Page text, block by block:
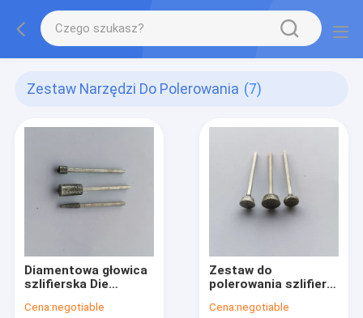
Zestaw Narzędzi Do Polerowania (7)
Diamentowa głowica
szlifierska Die
jadeitu Metal Polish
Cena:negotiable
Zestaw do
polerowania szlifierki
Rozmiar Złoto
Cena:negotiable